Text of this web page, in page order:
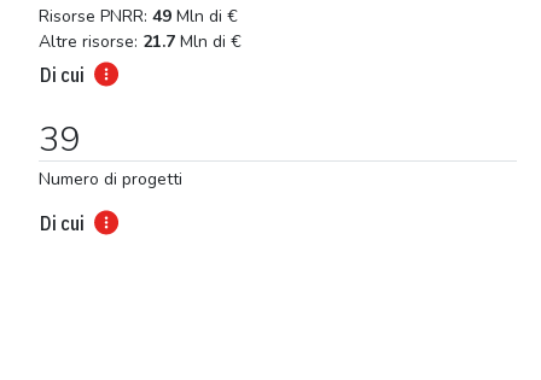
Risorse PNRR: 49 Mln di €
Altre risorse: 21.7 Mln di €
Di cui
39
Numero di progetti
Di cui